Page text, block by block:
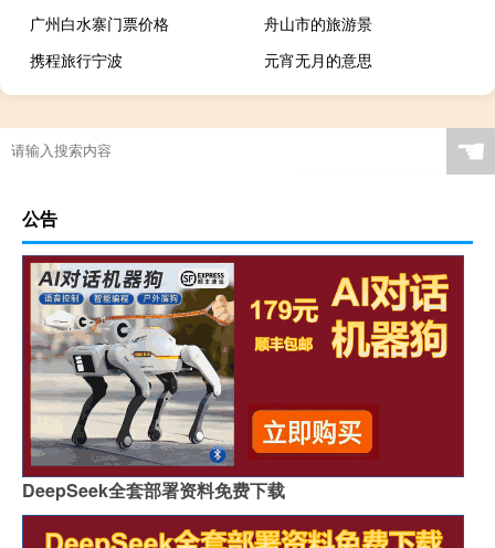
广州白水寨门票价格
舟山市的旅游景
携程旅行宁波
元宵无月的意思
☚
公告
DeepSeek全套部署资料免费下载